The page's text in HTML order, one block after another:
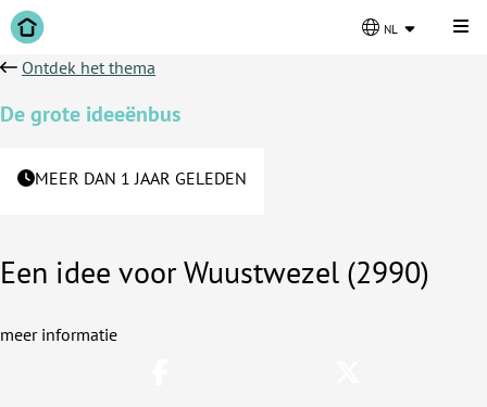
nl
Ontdek het thema
De grote ideeënbus
MEER DAN 1 JAAR GELEDEN
Een idee voor Wuustwezel (2990)
meer informatie